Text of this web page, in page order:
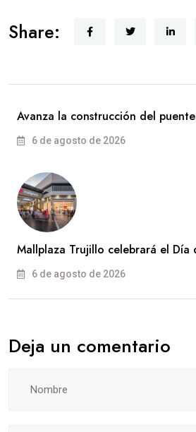
Share:
Avanza la construcción del
6 de agosto de 2026
Mallplaza Trujillo celebrará el Día
6 de agosto de 2026
Deja un comentario